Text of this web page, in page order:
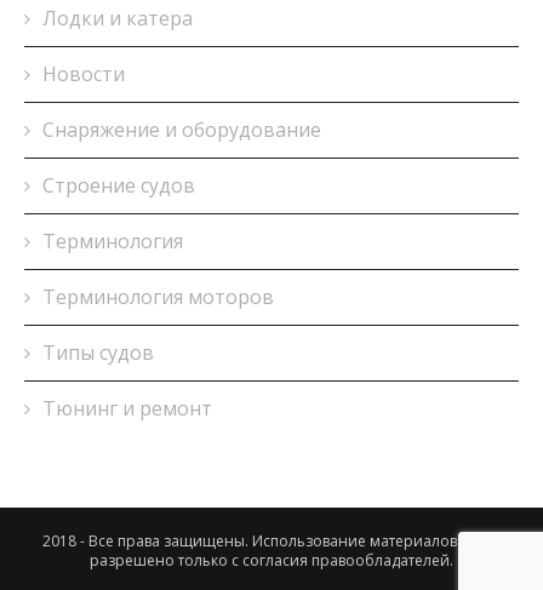
Лодки и катера
Новости
Снаряжение и оборудование
Строение судов
Терминология
Терминология моторов
Типы судов
Тюнинг и ремонт
2018 - Все права защищены. Использование материалов сайта
разрешено только с согласия правообладателей.